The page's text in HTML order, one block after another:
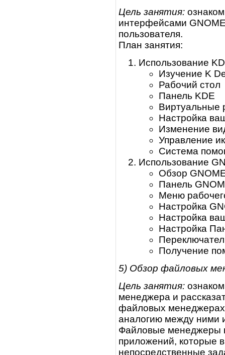
Цель занятия:
интерфейсами
пользователя.
План занятия:
Использование
Изучение K
Рабочий стол
Панель KDE
Виртуальные
Настройка
Изменение
Управление
Система
Использование
Обзор
Панель
Меню
Настройка
Настройка
Настройка
Получение
5) Обзор файловых
Цель занятия:
менеджера и
файловых
аналогию между ними
Файловые менеджеры
приложений, которые
непосредственные